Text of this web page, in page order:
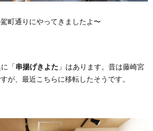
町通りにやってきましたよ〜
「串揚げきよた 」はあります。昔は藤崎宮
が、最近こちらに移転したそうです。